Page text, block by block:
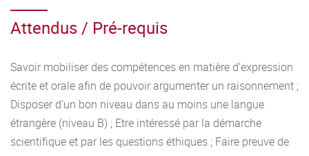
Attendus / Pré-requis
Savoir mobiliser des compétences en matière d’expression
écrite et orale afin de pouvoir argumenter un raisonnement ;
Disposer d’un bon niveau dans au moins une langue
étrangère (niveau B) ; Etre intéressé par la démarche
scientifique et par les questions éthiques ; Faire preuve de